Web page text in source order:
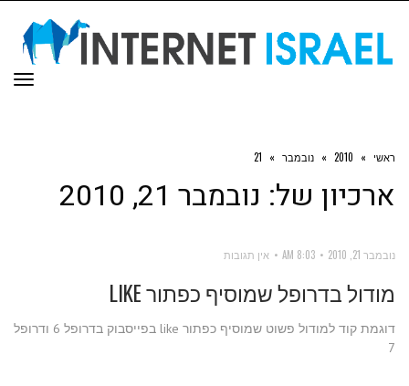
ראשי »
2010
» נובמבר »
21
ארכיון של: נובמבר 21, 2010
נובמבר 21, 2010 8:03 AM אין תגובות
מודול בדרופל שמוסיף כפתור LIKE
דוגמת קוד למודול פשוט שמוסיף כפתור like בפייסבוק בדרופל 6 ודרופל
7